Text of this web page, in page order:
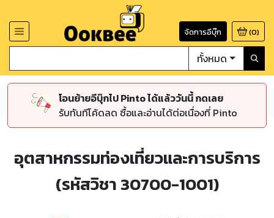
จัดการอีบุ๊ก (0)
ทั้งหมด
โอนย้ายอีบุ๊กไป Pinto ได้แล้ววันนี้ กดเลย
รับทันทีโค้ดลด ซื้อและอ่านได้ต่อเนื่องที่ Pinto
อุตสาหกรรมท่องเที่ยวและการบริการ
(รหัสวิชา 30700-1001)